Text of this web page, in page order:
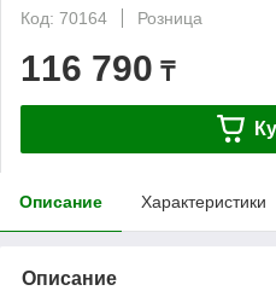
Код: 70164
Розница
116 790 ₸
Описание Характеристики
Описание